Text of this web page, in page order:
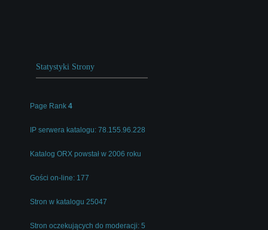
Statystyki Strony
Page Rank 4
IP serwera katalogu: 78.155.96.228
Katalog ORX powstał w 2006 roku
Gości on-line: 177
Stron w katalogu 25047
Stron oczekujących do moderacji: 5